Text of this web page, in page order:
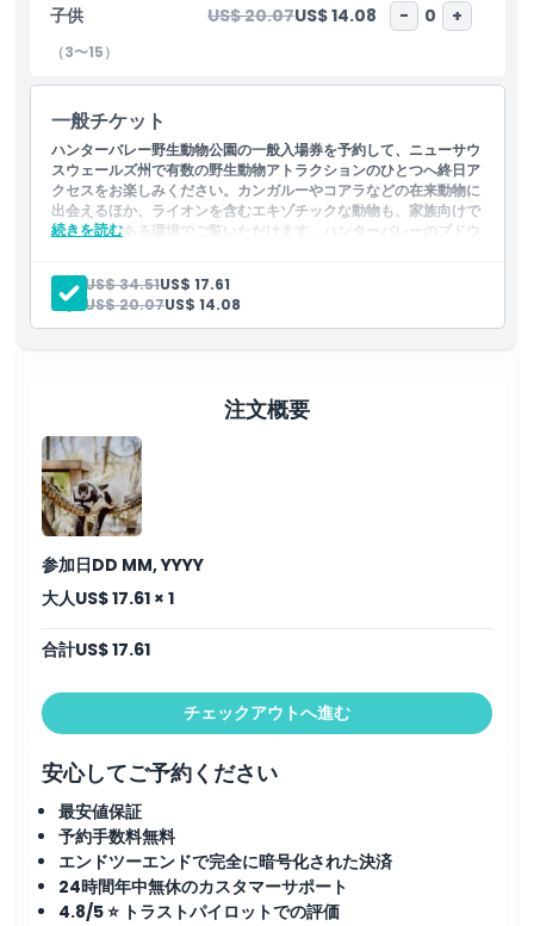
れ、動物の王国の驚きをじっくりと体験できます。シドニー、ニュ
ーカッスルから来る場合でも、近隣に滞在する場合でも、ニューサ
ユニークに融合させた体験を約束します。
ハイライト
子供／大人ポリシー
対象外
営業時間
注意事項
引換方法
利用規約
子供 US$ 20.07US$ 14.08 - 0 +
（3〜15）
一般チケット
ハンターバレー野生動物公園の一般入場券を予約して、ニューサウ
スウェールズ州で有数の野生動物アトラクションのひとつへ終日ア
クセスをお楽しみください。カンガルーやコアラなどの在来動物に
出会えるほか、ライオンを含むエキゾチックな動物も、家族向けで
ふれあいのある環境でご覧いただけます。ハンターバレーのブドウ
にとって理想的な自然のひとときを提供します。
続きを読む
含まれるもの
ハンターバレー・ワイルドライフ・パークの終日一般入場
大人: US$ 34.51US$ 17.61
子供: US$ 20.07US$ 14.08
注文概要
参加日DD MM, YYYY
大人US$ 17.61 × 1
合計US$ 17.61
チェックアウトへ進む
安心してご予約ください
最安値保証
予約手数料無料
エンドツーエンドで完全に暗号化された決済
24時間年中無休のカスタマーサポート
4.8/5 ⭐ トラストパイロットでの評価